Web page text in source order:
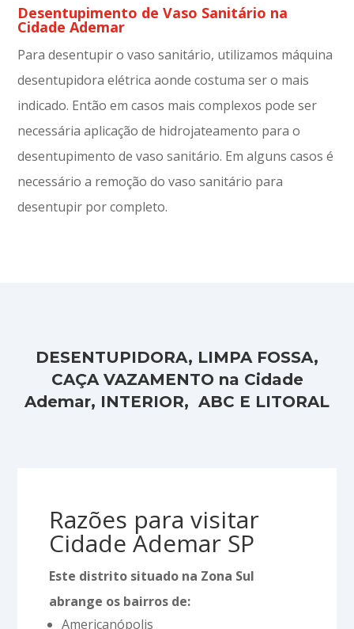
Desentupimento de Vaso Sanitário na
Cidade Ademar
Para desentupir o vaso sanitário, utilizamos máquina
desentupidora elétrica aonde costuma ser o mais
indicado. Então em casos mais complexos pode ser
necessária aplicação de hidrojateamento para o
desentupimento de vaso sanitário. Em alguns casos é
necessário a remoção do vaso sanitário para
desentupir por completo.
DESENTUPIDORA, LIMPA FOSSA,
CAÇA VAZAMENTO na Cidade
Ademar, INTERIOR, ABC E LITORAL
Razões para visitar
Cidade Ademar SP
Este distrito situado na Zona Sul
abrange os bairros de:
Americanópolis